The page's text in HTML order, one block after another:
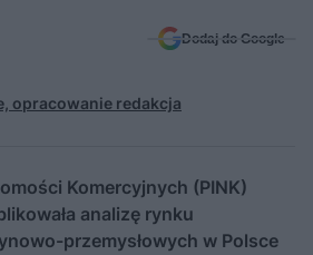
Dodaj do Google
opracowanie redakcja
Komercyjnych (PINK)
analizę rynku
przemysłowych w Polsce